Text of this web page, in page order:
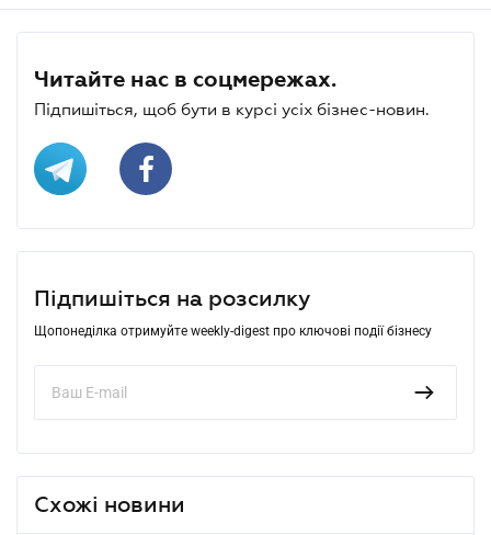
Читайте нас в соцмережах.
Підпишіться, щоб бути в курсі усіх бізнес-новин.
Підпишіться на розсилку
Щопонеділка отримуйте weekly-digest про ключові події бізнесу
Схожі новини